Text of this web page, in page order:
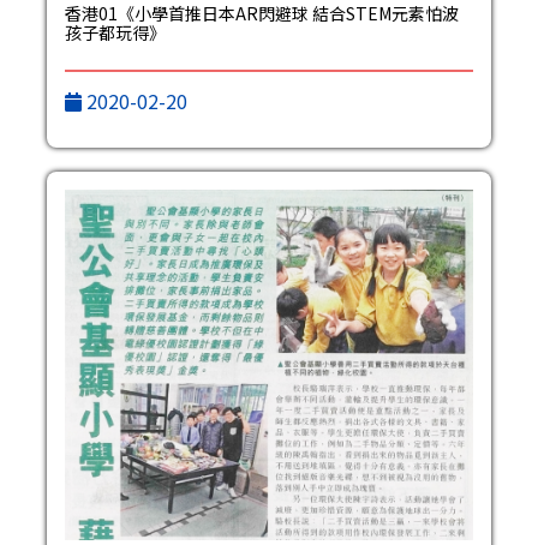
香港01《小學首推日本AR閃避球 結合STEM元素怕波
孩子都玩得》
2020-02-20